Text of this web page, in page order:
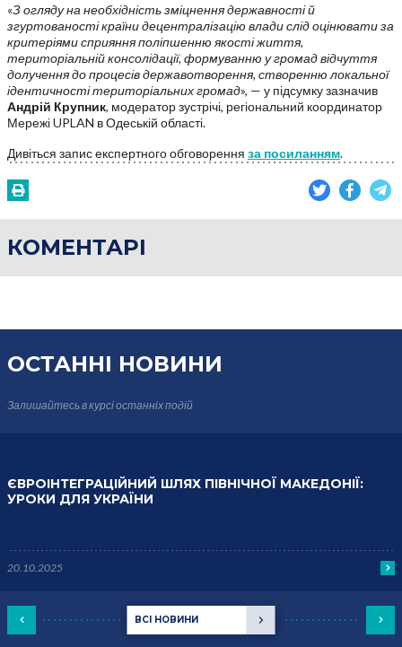
«З огляду на необхідність зміцнення державності й
згуртованості країни децентралізацію влади слід оцінювати за
критеріями сприяння поліпшенню якості життя,
територіальній консолідації, формуванню у громад відчуття
долучення до процесів державотворення, створенню локальної
ідентичності територіальних громад», — у підсумку зазначив
Андрій Крупник, модератор зустрічі, регіональний координатор
Мережі UPLAN в Одеській області.
Дивіться запис експертного обговорення за посиланням.
КОМЕНТАРІ
ОСТАННІ НОВИНИ
Залишайтесь в курсіостанніх подій
ВСІ НОВИНИ
ЄВРОІНТЕГРАЦІЙНИЙ ШЛЯХ ПІВНІЧНОЇ МАКЕДОНІЇ:
УРОКИ ДЛЯ УКРАЇНИ
20.10.2025